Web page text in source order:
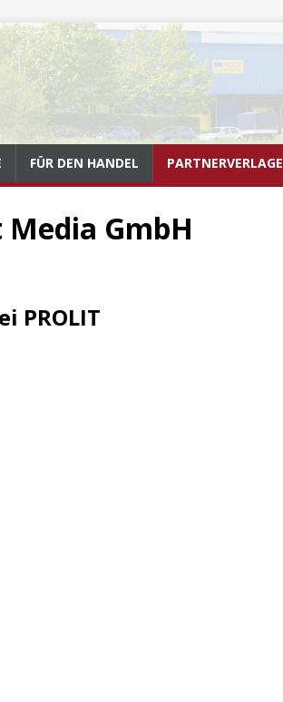
FÜR DEN HANDEL PARTNERVERLAGE
GmbH
PROLIT